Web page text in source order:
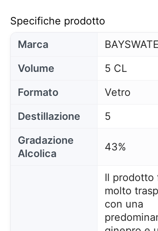
Specifiche prodotto
Marca
Volume
5 CL
Formato
Vetro
Destillazione
5
Gradazione
Alcolica
43%
Il prodotto
molto
con una